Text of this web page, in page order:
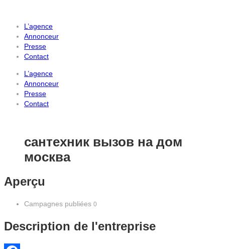
L’agence
Annonceur
Presse
Contact
L’agence
Annonceur
Presse
Contact
сантехник вызов на дом
москва
Aperçu
Campagnes publiées 0
Description de l'entreprise